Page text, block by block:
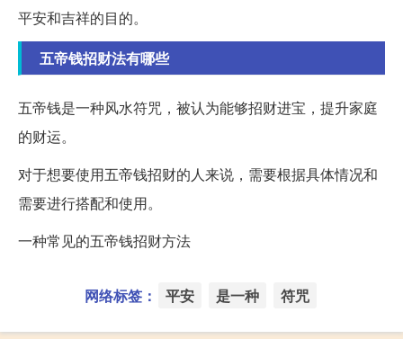
平安和吉祥的目的。
五帝钱招财法有哪些
五帝钱是一种风水符咒，被认为能够招财进宝，提升家庭
的财运。
对于想要使用五帝钱招财的人来说，需要根据具体情况和
需要进行搭配和使用。
一种常见的五帝钱招财方法
网络标签： 平安 是一种 符咒